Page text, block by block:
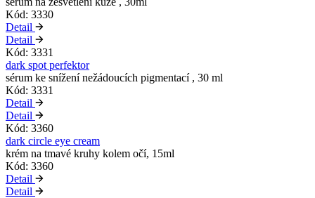
Kód: 3330
Detail
Detail
Kód: 3331
dark spot perfektor
sérum ke snížení nežádoucích pigmentací , 30 ml
Kód: 3331
Detail
Detail
Kód: 3360
dark circle eye cream
krém na tmavé kruhy kolem očí, 15ml
Kód: 3360
Detail
Detail